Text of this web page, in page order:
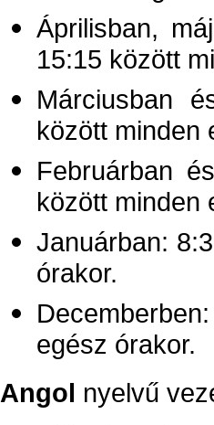
Áprilisban,
15:15 között
Márciusban
között minden
Februárban
között minden
Januárban:
órakor.
egész órakor.
Angol nyelvű